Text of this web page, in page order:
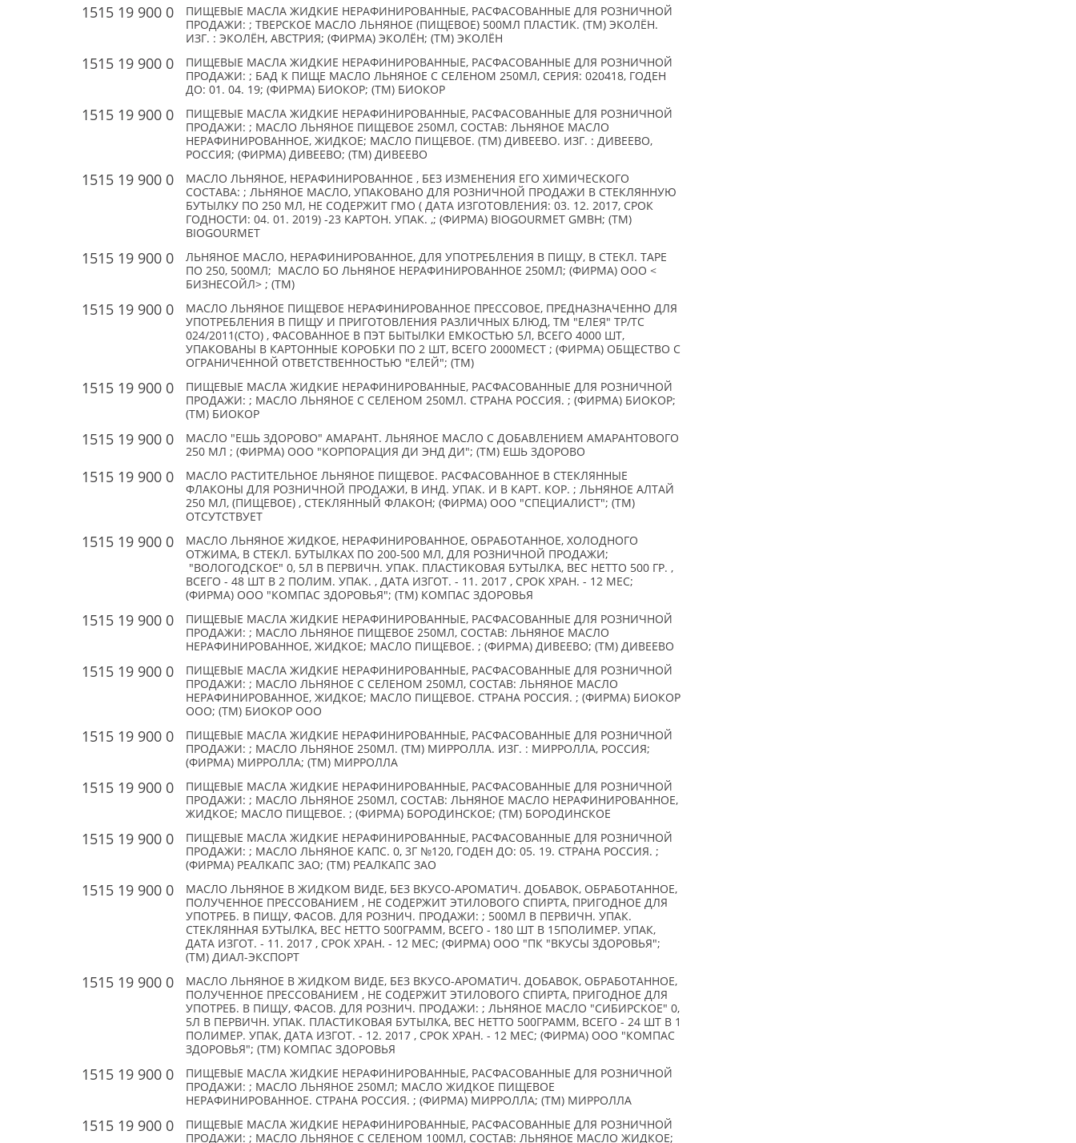
1515 19 900 0
ПИЩЕВЫЕ МАСЛА ЖИДКИЕ НЕРАФИНИРОВАННЫЕ, РАСФАСОВАННЫЕ ДЛЯ РОЗНИЧНОЙ
ПРОДАЖИ: ; ТВЕРСКОЕ МАСЛО ЛЬНЯНОЕ (ПИЩЕВОЕ) 500МЛ ПЛАСТИК. (ТМ) ЭКОЛЁН.
ИЗГ. : ЭКОЛЁН, АВСТРИЯ; (ФИРМА) ЭКОЛЁН; (TM) ЭКОЛЁН
1515 19 900 0
ПИЩЕВЫЕ МАСЛА ЖИДКИЕ НЕРАФИНИРОВАННЫЕ, РАСФАСОВАННЫЕ ДЛЯ РОЗНИЧНОЙ
ПРОДАЖИ: ; БАД К ПИЩЕ МАСЛО ЛЬНЯНОЕ С СЕЛЕНОМ 250МЛ, СЕРИЯ: 020418, ГОДЕН
ДО: 01. 04. 19; (ФИРМА) БИОКОР; (TM) БИОКОР
1515 19 900 0
ПИЩЕВЫЕ МАСЛА ЖИДКИЕ НЕРАФИНИРОВАННЫЕ, РАСФАСОВАННЫЕ ДЛЯ РОЗНИЧНОЙ
ПРОДАЖИ: ; МАСЛО ЛЬНЯНОЕ ПИЩЕВОЕ 250МЛ, СОСТАВ: ЛЬНЯНОЕ МАСЛО
НЕРАФИНИРОВАННОЕ, ЖИДКОЕ; МАСЛО ПИЩЕВОЕ. (ТМ) ДИВЕЕВО. ИЗГ. : ДИВЕЕВО,
РОССИЯ; (ФИРМА) ДИВЕЕВО; (TM) ДИВЕЕВО
1515 19 900 0
МАСЛО ЛЬНЯНОЕ, НЕРАФИНИРОВАННОЕ , БЕЗ ИЗМЕНЕНИЯ ЕГО ХИМИЧЕСКОГО
СОСТАВА: ; ЛЬНЯНОЕ МАСЛО, УПАКОВАНО ДЛЯ РОЗНИЧНОЙ ПРОДАЖИ В СТЕКЛЯННУЮ
БУТЫЛКУ ПО 250 МЛ, НЕ СОДЕРЖИТ ГМО ( ДАТА ИЗГОТОВЛЕНИЯ: 03. 12. 2017, СРОК
ГОДНОСТИ: 04. 01. 2019) -23 КАРТОН. УПАК. ,; (ФИРМА) BIOGOURMET GMBH; (TM)
BIOGOURMET
1515 19 900 0
ЛЬНЯНОЕ МАСЛО, НЕРАФИНИРОВАННОЕ, ДЛЯ УПОТРЕБЛЕНИЯ В ПИЩУ, В СТЕКЛ. ТАРЕ
ПО 250, 500МЛ; МАСЛО БО ЛЬНЯНОЕ НЕРАФИНИРОВАННОЕ 250МЛ; (ФИРМА) ООО <
БИЗНЕСОЙЛ> ; (TM)
1515 19 900 0
МАСЛО ЛЬНЯНОЕ ПИЩЕВОЕ НЕРАФИНИРОВАННОЕ ПРЕССОВОЕ, ПРЕДНАЗНАЧЕННО ДЛЯ
УПОТРЕБЛЕНИЯ В ПИЩУ И ПРИГОТОВЛЕНИЯ РАЗЛИЧНЫХ БЛЮД, ТМ "ЕЛЕЯ" ТР/ТС
024/2011(СТО) , ФАСОВАННОЕ В ПЭТ БЫТЫЛКИ ЕМКОСТЬЮ 5Л, ВСЕГО 4000 ШТ,
УПАКОВАНЫ В КАРТОННЫЕ КОРОБКИ ПО 2 ШТ, ВСЕГО 2000МЕСТ ; (ФИРМА) ОБЩЕСТВО С
ОГРАНИЧЕННОЙ ОТВЕТСТВЕННОСТЬЮ "ЕЛЕЙ"; (TM)
1515 19 900 0
ПИЩЕВЫЕ МАСЛА ЖИДКИЕ НЕРАФИНИРОВАННЫЕ, РАСФАСОВАННЫЕ ДЛЯ РОЗНИЧНОЙ
ПРОДАЖИ: ; МАСЛО ЛЬНЯНОЕ С СЕЛЕНОМ 250МЛ. СТРАНА РОССИЯ. ; (ФИРМА) БИОКОР;
(TM) БИОКОР
1515 19 900 0
МАСЛО "ЕШЬ ЗДОРОВО" АМАРАНТ. ЛЬНЯНОЕ МАСЛО С ДОБАВЛЕНИЕМ АМАРАНТОВОГО
250 МЛ ; (ФИРМА) ООО "КОРПОРАЦИЯ ДИ ЭНД ДИ"; (TM) ЕШЬ ЗДОРОВО
1515 19 900 0
МАСЛО РАСТИТЕЛЬНОЕ ЛЬНЯНОЕ ПИЩЕВОЕ. РАСФАСОВАННОЕ В СТЕКЛЯННЫЕ
ФЛАКОНЫ ДЛЯ РОЗНИЧНОЙ ПРОДАЖИ, В ИНД. УПАК. И В КАРТ. КОР. ; ЛЬНЯНОЕ АЛТАЙ
250 МЛ, (ПИЩЕВОЕ) , СТЕКЛЯННЫЙ ФЛАКОН; (ФИРМА) ООО "СПЕЦИАЛИСТ"; (TM)
ОТСУТСТВУЕТ
1515 19 900 0
МАСЛО ЛЬНЯНОЕ ЖИДКОЕ, НЕРАФИНИРОВАННОЕ, ОБРАБОТАННОЕ, ХОЛОДНОГО
ОТЖИМА, В СТЕКЛ. БУТЫЛКАХ ПО 200-500 МЛ, ДЛЯ РОЗНИЧНОЙ ПРОДАЖИ;
"ВОЛОГОДСКОЕ" 0, 5Л В ПЕРВИЧН. УПАК. ПЛАСТИКОВАЯ БУТЫЛКА, ВЕС НЕТТО 500 ГР. ,
ВСЕГО - 48 ШТ В 2 ПОЛИМ. УПАК. , ДАТА ИЗГОТ. - 11. 2017 , СРОК ХРАН. - 12 МЕС;
(ФИРМА) ООО "КОМПАС ЗДОРОВЬЯ"; (TM) КОМПАС ЗДОРОВЬЯ
1515 19 900 0
ПИЩЕВЫЕ МАСЛА ЖИДКИЕ НЕРАФИНИРОВАННЫЕ, РАСФАСОВАННЫЕ ДЛЯ РОЗНИЧНОЙ
ПРОДАЖИ: ; МАСЛО ЛЬНЯНОЕ ПИЩЕВОЕ 250МЛ, СОСТАВ: ЛЬНЯНОЕ МАСЛО
НЕРАФИНИРОВАННОЕ, ЖИДКОЕ; МАСЛО ПИЩЕВОЕ. ; (ФИРМА) ДИВЕЕВО; (TM) ДИВЕЕВО
1515 19 900 0
ПИЩЕВЫЕ МАСЛА ЖИДКИЕ НЕРАФИНИРОВАННЫЕ, РАСФАСОВАННЫЕ ДЛЯ РОЗНИЧНОЙ
ПРОДАЖИ: ; МАСЛО ЛЬНЯНОЕ С СЕЛЕНОМ 250МЛ, СОСТАВ: ЛЬНЯНОЕ МАСЛО
НЕРАФИНИРОВАННОЕ, ЖИДКОЕ; МАСЛО ПИЩЕВОЕ. СТРАНА РОССИЯ. ; (ФИРМА) БИОКОР
ООО; (TM) БИОКОР ООО
1515 19 900 0
ПИЩЕВЫЕ МАСЛА ЖИДКИЕ НЕРАФИНИРОВАННЫЕ, РАСФАСОВАННЫЕ ДЛЯ РОЗНИЧНОЙ
ПРОДАЖИ: ; МАСЛО ЛЬНЯНОЕ 250МЛ. (ТМ) МИРРОЛЛА. ИЗГ. : МИРРОЛЛА, РОССИЯ;
(ФИРМА) МИРРОЛЛА; (TM) МИРРОЛЛА
1515 19 900 0
ПИЩЕВЫЕ МАСЛА ЖИДКИЕ НЕРАФИНИРОВАННЫЕ, РАСФАСОВАННЫЕ ДЛЯ РОЗНИЧНОЙ
ПРОДАЖИ: ; МАСЛО ЛЬНЯНОЕ 250МЛ, СОСТАВ: ЛЬНЯНОЕ МАСЛО НЕРАФИНИРОВАННОЕ,
ЖИДКОЕ; МАСЛО ПИЩЕВОЕ. ; (ФИРМА) БОРОДИНСКОЕ; (TM) БОРОДИНСКОЕ
1515 19 900 0
ПИЩЕВЫЕ МАСЛА ЖИДКИЕ НЕРАФИНИРОВАННЫЕ, РАСФАСОВАННЫЕ ДЛЯ РОЗНИЧНОЙ
ПРОДАЖИ: ; МАСЛО ЛЬНЯНОЕ КАПС. 0, 3Г №120, ГОДЕН ДО: 05. 19. СТРАНА РОССИЯ. ;
(ФИРМА) РЕАЛКАПС ЗАО; (TM) РЕАЛКАПС ЗАО
1515 19 900 0
МАСЛО ЛЬНЯНОЕ В ЖИДКОМ ВИДЕ, БЕЗ ВКУСО-АРОМАТИЧ. ДОБАВОК, ОБРАБОТАННОЕ,
ПОЛУЧЕННОЕ ПРЕССОВАНИЕМ , НЕ СОДЕРЖИТ ЭТИЛОВОГО СПИРТА, ПРИГОДНОЕ ДЛЯ
УПОТРЕБ. В ПИЩУ, ФАСОВ. ДЛЯ РОЗНИЧ. ПРОДАЖИ: ; 500МЛ В ПЕРВИЧН. УПАК.
СТЕКЛЯННАЯ БУТЫЛКА, ВЕС НЕТТО 500ГРАММ, ВСЕГО - 180 ШТ В 15ПОЛИМЕР. УПАК,
ДАТА ИЗГОТ. - 11. 2017 , СРОК ХРАН. - 12 МЕС; (ФИРМА) ООО "ПК "ВКУСЫ ЗДОРОВЬЯ";
(TM) ДИАЛ-ЭКСПОРТ
1515 19 900 0
МАСЛО ЛЬНЯНОЕ В ЖИДКОМ ВИДЕ, БЕЗ ВКУСО-АРОМАТИЧ. ДОБАВОК, ОБРАБОТАННОЕ,
ПОЛУЧЕННОЕ ПРЕССОВАНИЕМ , НЕ СОДЕРЖИТ ЭТИЛОВОГО СПИРТА, ПРИГОДНОЕ ДЛЯ
УПОТРЕБ. В ПИЩУ, ФАСОВ. ДЛЯ РОЗНИЧ. ПРОДАЖИ: ; ЛЬНЯНОЕ МАСЛО "СИБИРСКОЕ" 0,
5Л В ПЕРВИЧН. УПАК. ПЛАСТИКОВАЯ БУТЫЛКА, ВЕС НЕТТО 500ГРАММ, ВСЕГО - 24 ШТ В 1
ПОЛИМЕР. УПАК, ДАТА ИЗГОТ. - 12. 2017 , СРОК ХРАН. - 12 МЕС; (ФИРМА) ООО "КОМПАС
ЗДОРОВЬЯ"; (TM) КОМПАС ЗДОРОВЬЯ
1515 19 900 0
ПИЩЕВЫЕ МАСЛА ЖИДКИЕ НЕРАФИНИРОВАННЫЕ, РАСФАСОВАННЫЕ ДЛЯ РОЗНИЧНОЙ
ПРОДАЖИ: ; МАСЛО ЛЬНЯНОЕ 250МЛ; МАСЛО ЖИДКОЕ ПИЩЕВОЕ
НЕРАФИНИРОВАННОЕ. СТРАНА РОССИЯ. ; (ФИРМА) МИРРОЛЛА; (TM) МИРРОЛЛА
1515 19 900 0
ПИЩЕВЫЕ МАСЛА ЖИДКИЕ НЕРАФИНИРОВАННЫЕ, РАСФАСОВАННЫЕ ДЛЯ РОЗНИЧНОЙ
ПРОДАЖИ: ; МАСЛО ЛЬНЯНОЕ С СЕЛЕНОМ 100МЛ, СОСТАВ: ЛЬНЯНОЕ МАСЛО ЖИДКОЕ;